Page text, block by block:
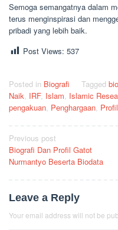
Semoga semangatnya dalam
terus menginspirasi dan
pribadi yang lebih baik.
Post Views: 537
Posted in Biografi Tagged
Naik, IRF, Islam, Islamic
pengakuan, Penghargaan, Profil
Post
navigation
Previous post
Biografi Dan Profil Gatot
Nurmantyo Beserta Biodata
Leave a Reply
Your email address will not be